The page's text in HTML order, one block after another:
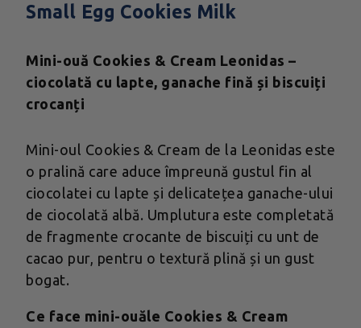
Small Egg Cookies Milk
Mini-ouă Cookies & Cream Leonidas –
ciocolată cu lapte, ganache fină și biscuiți
crocanți
Mini-oul Cookies & Cream de la Leonidas este
o pralină care aduce împreună gustul fin al
ciocolatei cu lapte și delicatețea ganache-ului
de ciocolată albă. Umplutura este completată
de fragmente crocante de biscuiți cu unt de
cacao pur, pentru o textură plină și un gust
bogat.
Ce face mini-ouăle Cookies & Cream